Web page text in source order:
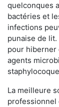
quelconques
bactéries et
infections
punaise de
pour hiberner
agents
La meilleure
professionnel